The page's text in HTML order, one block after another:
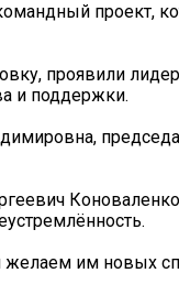
проект,
проявили
и поддержки.
им новых